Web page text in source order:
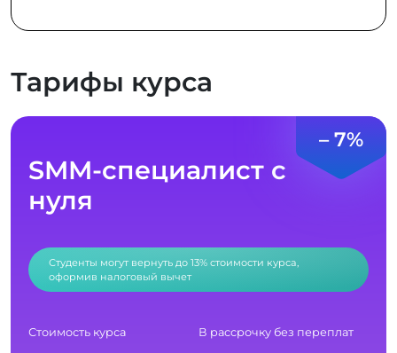
Тарифы курса
– 7%
SMM-специалист с
нуля
Студенты могут вернуть до 13% стоимости курса,
оформив налоговый вычет
Стоимость курса В рассрочку без переплат